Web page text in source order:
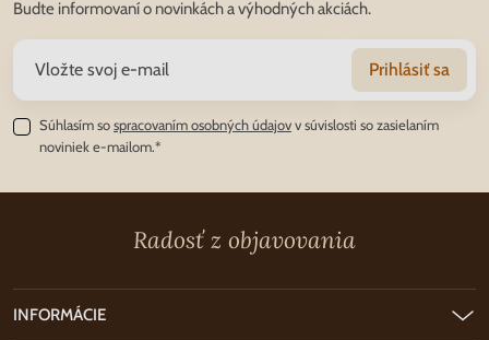
Budte informovaní o novinkách a výhodných akciách.
Prihlásiť sa
Súhlasím sospracovaním osobných údajovv súvislosti so zasielaním
noviniek e-mailom.*
Radosť z objavovania
INFORMÁCIE